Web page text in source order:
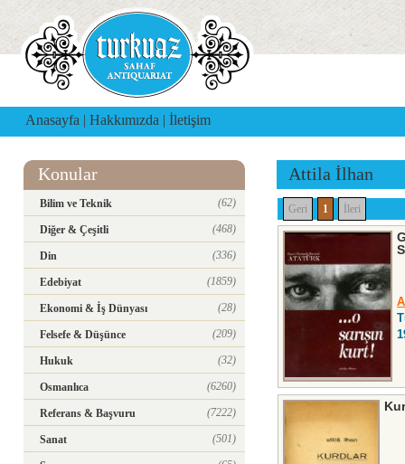
Anasayfa | Hakkımızda | İletişim
Konular
Bilim ve Teknik (62)
Diğer & Çeşitli (468)
Din (336)
Edebiyat (1859)
Ekonomi & İş Dünyası (28)
Felsefe & Düşünce (209)
Hukuk (32)
Osmanlıca (6260)
Referans & Başvuru (7222)
Sanat (501)
Attila İlhan
Geri 1 İleri